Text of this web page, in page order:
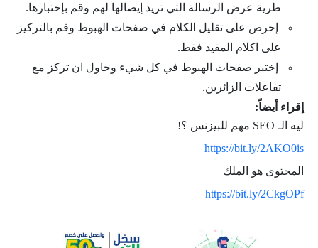
طرية عرض الرسالة التي تريد إيصالها لهم وقم بإختبارها.
إحرص على تقليل الكلام في صفحات الهبوط وقم بالتركيز
على اكلام المفيد فقط.
إختبر صفحات الهبوط في كل شيء وحاول ان تركز مع
تفاعلات الزائرين.
إقراء أيضاً:
ليه الـ SEO مهم للبيزنس ؟!
https://bit.ly/2AKO0is
المحتوى هو الملك
https://bit.ly/2CkgOPf